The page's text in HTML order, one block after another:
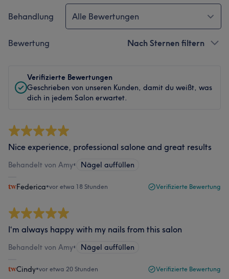
Behandlung Alle Bewertungen
Bewertung Nach Sternen filtern
Verifizierte Bewertungen
Geschrieben von unseren Kunden, damit du weißt, was
dich in jedem Salon erwartet.
Nice experience, professional salone and great results
Behandelt von Amy• Nägel auffüllen
Federica•vor etwa 18 Stunden Verifizierte Bewertung
I‘m always happy with my nails from this salon
Behandelt von Amy• Nägel auffüllen
Cindy•vor etwa 20 Stunden Verifizierte Bewertung